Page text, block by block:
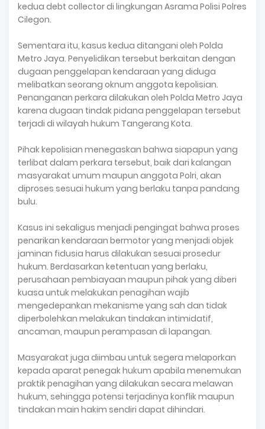
kedua debt collector di lingkungan Asrama Polisi Polres
Cilegon.
Sementara itu, kasus kedua ditangani oleh Polda
Metro Jaya. Penyelidikan tersebut berkaitan dengan
dugaan penggelapan kendaraan yang diduga
melibatkan seorang oknum anggota kepolisian.
Penanganan perkara dilakukan oleh Polda Metro Jaya
karena dugaan tindak pidana penggelapan tersebut
terjadi di wilayah hukum Tangerang Kota.
Pihak kepolisian menegaskan bahwa siapapun yang
terlibat dalam perkara tersebut, baik dari kalangan
masyarakat umum maupun anggota Polri, akan
diproses sesuai hukum yang berlaku tanpa pandang
bulu.
Kasus ini sekaligus menjadi pengingat bahwa proses
penarikan kendaraan bermotor yang menjadi objek
jaminan fidusia harus dilakukan sesuai prosedur
hukum. Berdasarkan ketentuan yang berlaku,
perusahaan pembiayaan maupun pihak yang diberi
kuasa untuk melakukan penagihan wajib
mengedepankan mekanisme yang sah dan tidak
diperbolehkan melakukan tindakan intimidatif,
ancaman, maupun perampasan di lapangan.
Masyarakat juga diimbau untuk segera melaporkan
kepada aparat penegak hukum apabila menemukan
praktik penagihan yang dilakukan secara melawan
hukum, sehingga potensi terjadinya konflik maupun
tindakan main hakim sendiri dapat dihindari.